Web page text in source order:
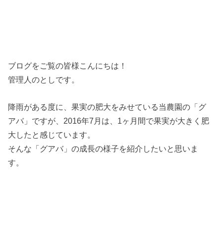
ブログをご覧の皆様こんにちは！
管理人のとしです。
降雨がある度に、果実の肥大をみせている当農園の「グ
アバ」ですが、2016年7月は、1ヶ月間で果実が大きく肥
大したと感じています。
そんな「グアバ」の成長の様子を紹介したいと思いま
す。